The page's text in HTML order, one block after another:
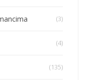
(3)
(4)
(135)